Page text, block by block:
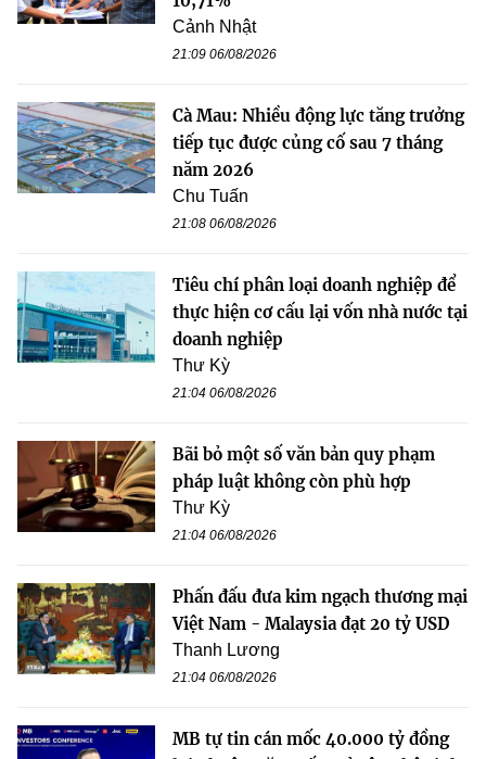
Cảnh Nhật
21:09 06/08/2026
Cà Mau: Nhiều động lực tăng trưởng
tiếp tục được củng cố sau 7 tháng
năm 2026
Chu Tuấn
21:08 06/08/2026
Tiêu chí phân loại doanh nghiệp để
thực hiện cơ cấu lại vốn nhà nước tại
doanh nghiệp
Thư Kỳ
21:04 06/08/2026
Bãi bỏ một số văn bản quy phạm
pháp luật không còn phù hợp
Thư Kỳ
21:04 06/08/2026
Phấn đấu đưa kim ngạch thương mại
Việt Nam - Malaysia đạt 20 tỷ USD
Thanh Lương
21:04 06/08/2026
MB tự tin cán mốc 40.000 tỷ đồng